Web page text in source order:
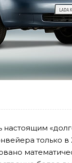
настоящим
только